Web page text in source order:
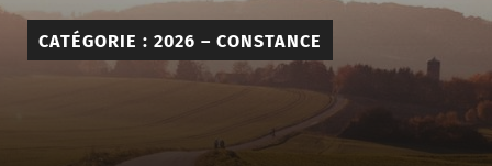
CATÉGORIE : 2026 – CONSTANCE